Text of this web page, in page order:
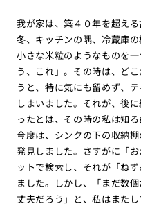
我が家は、築４０年を超え
冬、キッチンの隅、冷蔵庫
小さな米粒のようなものを
う、これ」。その時は、ど
うと、特に気にも留めず、
しまいました。それが、後
ったとは、その時の私は知
今度は、シンクの下の収納
発見しました。さすがに「
ットで検索し、それが「ね
ました。しかし、「まだ数
丈夫だろう」と、私はまた